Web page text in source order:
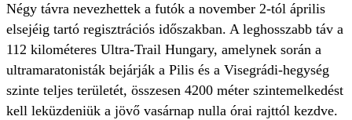
Négy távra nevezhettek a futók a november 2-tól április
elsejéig tartó regisztrációs időszakban. A leghosszabb táv a
112 kilométeres Ultra-Trail Hungary, amelynek során a
ultramaratonisták bejárják a Pilis és a Visegrádi-hegység
szinte teljes területét, összesen 4200 méter szintemelkedést
kell leküzdeniük a jövő vasárnap nulla órai rajttól kezdve.